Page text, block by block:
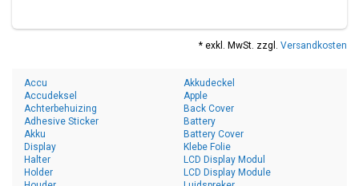
* exkl. MwSt. zzgl. Versandkosten
Accu
Accudeksel
Achterbehuizing
Adhesive Sticker
Akku
Akkudeckel
Apple
Back Cover
Battery
Battery Cover
Display
Halter
Holder
Klebe Folie
LCD Display Modul
LCD Display Module